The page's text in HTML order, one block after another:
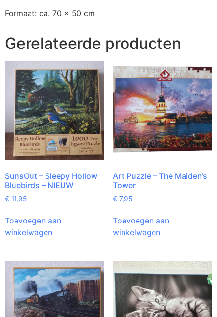
Formaat: ca. 70 x 50 cm
Gerelateerde producten
SunsOut – Sleepy Hollow
Bluebirds – NIEUW
€ 11,95
Toevoegen aan
winkelwagen
Art Puzzle – The Maiden’s
Tower
€ 7,95
Toevoegen aan
winkelwagen